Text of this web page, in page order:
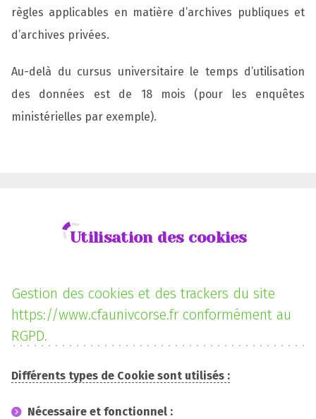
règles applicables en matière d’archives publiques et
d’archives privées.
Au-delà du cursus universitaire le temps d’utilisation
des données est de 18 mois (pour les enquêtes
ministérielles par exemple).
Utilisation des cookies
Gestion des cookies et des trackers du site
https://www.cfaunivcorse.fr conformément au
RGPD.
Différents types de Cookie sont utilisés :
Nécessaire et fonctionnel :